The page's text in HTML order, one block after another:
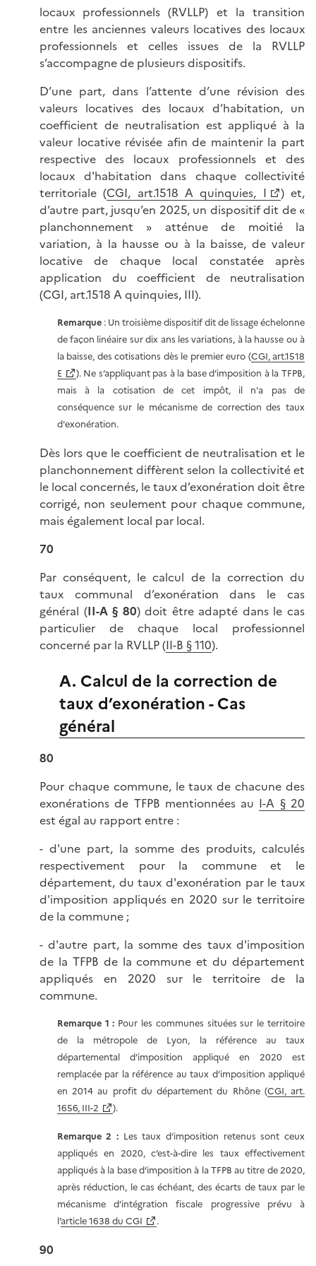
locaux professionnels (RVLLP) et la transition
entre les anciennes valeurs locatives des locaux
professionnels et celles issues de la RVLLP
s’accompagne de plusieurs dispositifs.
D’une part, dans l’attente d’une révision des
valeurs locatives des locaux d’habitation, un
coefficient de neutralisation est appliqué à la
valeur locative révisée afin de maintenir la part
respective des locaux professionnels et des
locaux d'habitation dans chaque collectivité
territoriale (CGI, art.1518 A quinquies, I
) et,
d’autre part, jusqu’en 2025, un dispositif dit de «
planchonnement » atténue de moitié la
variation, à la hausse ou à la baisse, de valeur
locative de chaque local constatée après
application du coefficient de neutralisation
(CGI, art.1518 A quinquies, III).
Remarque: Un troisième dispositif dit de lissage échelonne
de façon linéaire sur dix ans les variations, à la hausse ou à
la baisse, des cotisations dès le premier euro (CGI, art.1518
E
). Ne s’appliquant pas à la base d’imposition à la TFPB,
mais à la cotisation de cet impôt, il n'a pas de
conséquence sur le mécanisme de correction des taux
d'exonération.
Dès lors que le coefficient de neutralisation et le
planchonnement diffèrent selon la collectivité et
le local concernés, le taux d’exonération doit être
corrigé, non seulement pour chaque commune,
mais également local par local.
70
Par conséquent, le calcul de la correction du
taux communal d’exonération dans le cas
général (II-A § 80) doit être adapté dans le cas
particulier de chaque local professionnel
concerné par la RVLLP (II-B § 110).
A. Calcul de la correction de
taux d’exonération - Cas
général
80
Pour chaque commune, le taux de chacune des
exonérations de TFPB mentionnées au I-A § 20
est égal au rapport entre :
- d'une part, la somme des produits, calculés
respectivement pour la commune et le
département, du taux d'exonération par le taux
d'imposition appliqués en 2020 sur le territoire
de la commune ;
- d'autre part, la somme des taux d'imposition
de la TFPB de la commune et du département
appliqués en 2020 sur le territoire de la
commune.
Remarque 1 : Pour les communes situées sur le territoire
de la métropole de Lyon, la référence au taux
départemental d’imposition appliqué en 2020 est
remplacée par la référence au taux d’imposition appliqué
en 2014 au profit du département du Rhône (CGI, art.
1656, III-2
).
Remarque 2 : Les taux d’imposition retenus sont ceux
appliqués en 2020, c’est-à-dire les taux effectivement
appliqués à la base d’imposition à la TFPB au titre de 2020,
après réduction, le cas échéant, des écarts de taux par le
mécanisme d’intégration fiscale progressive prévu à
l’article 1638 du CGI .
90